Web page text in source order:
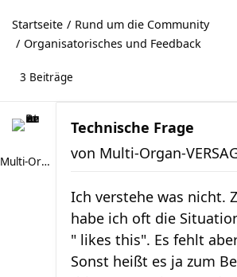
Startseite
Rund um die Community
Organisatorisches und Feedback
3 Beiträge
Multi-Organ-VERSAGER
Technische Frage
von Multi-Organ-
Ich verstehe was nicht.
habe ich oft die
" likes this". Es fehlt
Sonst heißt es ja zum